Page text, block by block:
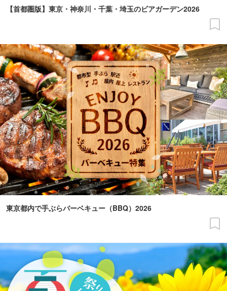
【首都圏版】東京・神奈川・千葉・埼玉のビアガーデン2026
東京都内で手ぶらバーベキュー（BBQ）2026